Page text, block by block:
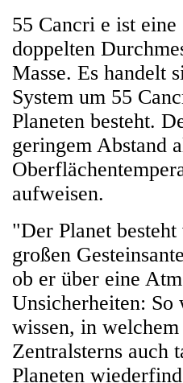
55 Cancri e ist eine
doppelten
Masse. Es handelt
System um 55
Planeten besteht.
geringem Abstand
aufweisen.
"Der Planet
großen
ob er über eine
Unsicherheiten: So
wissen, in
Zentralsterns auch
Planeten